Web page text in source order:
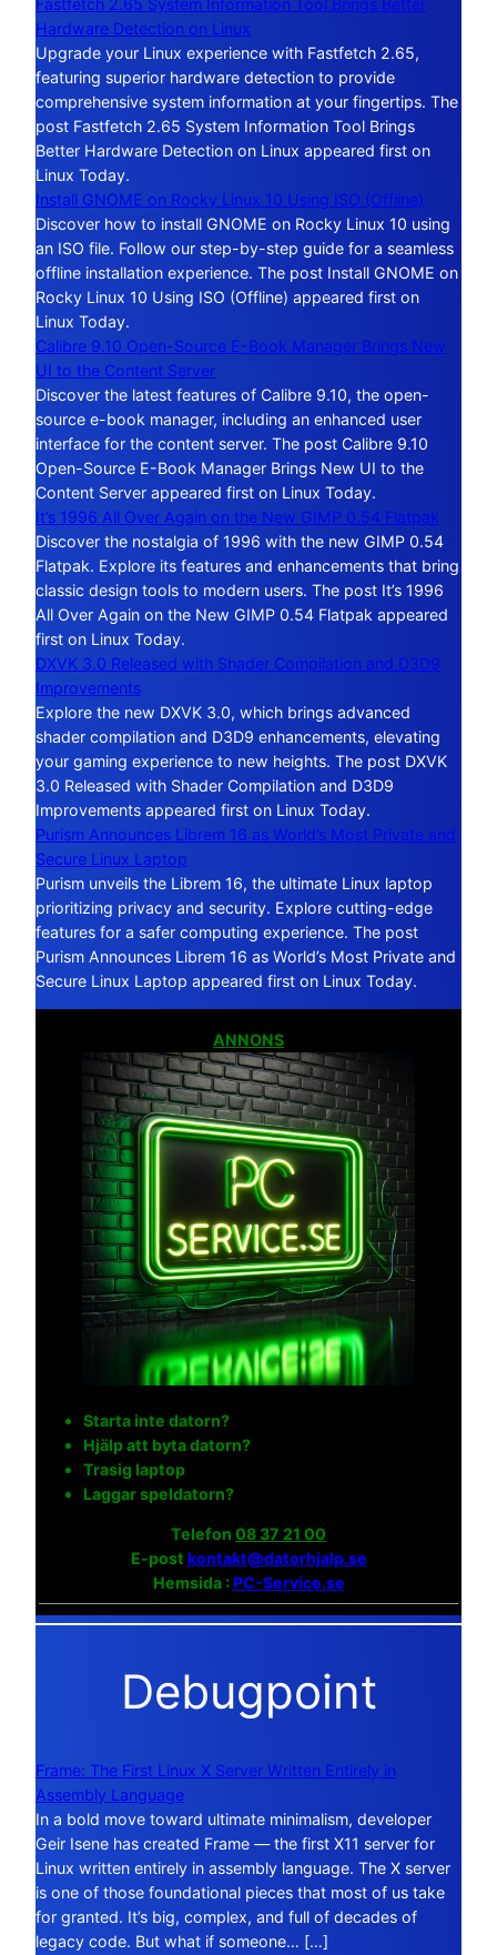
Hardware Detection on Linux
Upgrade your Linux experience with Fastfetch 2.65,
featuring superior hardware detection to provide
comprehensive system information at your fingertips. The
post Fastfetch 2.65 System Information Tool Brings
Better Hardware Detection on Linux appeared first on
Linux Today.
Install GNOME on Rocky Linux 10 Using ISO (Offline)
Discover how to install GNOME on Rocky Linux 10 using
an ISO file. Follow our step-by-step guide for a seamless
offline installation experience. The post Install GNOME on
Rocky Linux 10 Using ISO (Offline) appeared first on
Linux Today.
Calibre 9.10 Open-Source E-Book Manager Brings New
UI to the Content Server
Discover the latest features of Calibre 9.10, the open-
source e-book manager, including an enhanced user
interface for the content server. The post Calibre 9.10
Open-Source E-Book Manager Brings New UI to the
Content Server appeared first on Linux Today.
It’s 1996 All Over Again on the New GIMP 0.54 Flatpak
Discover the nostalgia of 1996 with the new GIMP 0.54
Flatpak. Explore its features and enhancements that bring
classic design tools to modern users. The post It’s 1996
All Over Again on the New GIMP 0.54 Flatpak appeared
first on Linux Today.
DXVK 3.0 Released with Shader Compilation and D3D9
Improvements
Explore the new DXVK 3.0, which brings advanced
shader compilation and D3D9 enhancements, elevating
your gaming experience to new heights. The post DXVK
3.0 Released with Shader Compilation and D3D9
Improvements appeared first on Linux Today.
Purism Announces Librem 16 as World’s Most Private and
Secure Linux Laptop
Purism unveils the Librem 16, the ultimate Linux laptop
prioritizing privacy and security. Explore cutting-edge
features for a safer computing experience. The post
Purism Announces Librem 16 as World’s Most Private and
Secure Linux Laptop appeared first on Linux Today.
ANNONS
Starta inte datorn?
Hjälp att byta datorn?
Trasig laptop
Laggar speldatorn?
Telefon 08 37 21 00
E-post kontakt@datorhjalp.se
Hemsida :PC-Service.se
Debugpoint
Frame: The First Linux X Server Written Entirely in
Assembly Language
In a bold move toward ultimate minimalism, developer
Geir Isene has created Frame — the first X11 server for
Linux written entirely in assembly language. The X server
is one of those foundational pieces that most of us take
for granted. It’s big, complex, and full of decades of
legacy code. But what if someone… […]